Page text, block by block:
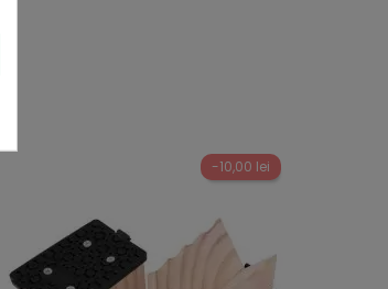
-10,00 lei